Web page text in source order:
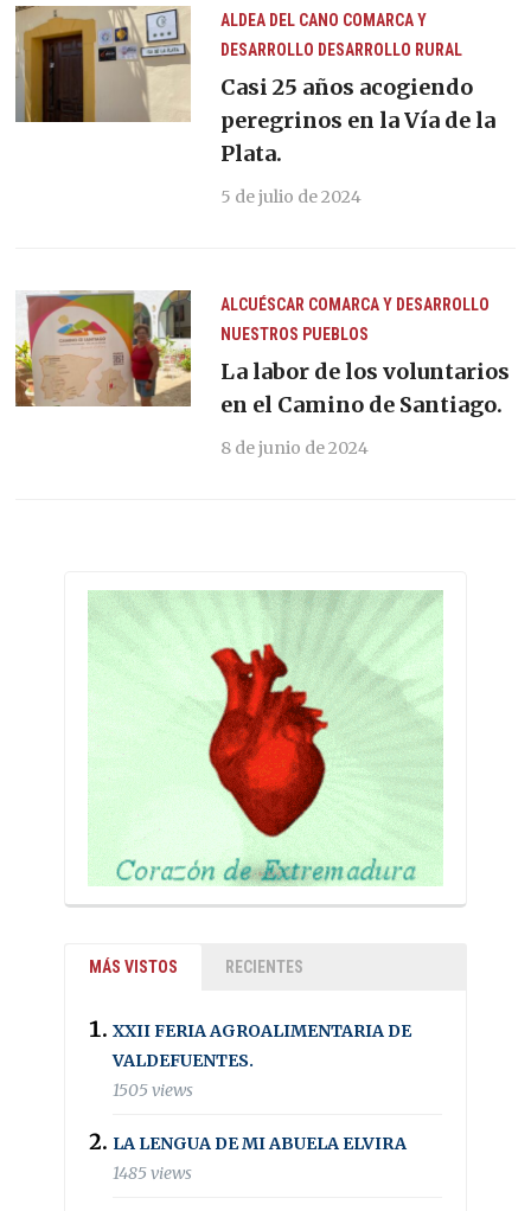
ALDEA DEL CANO COMARCA Y
DESARROLLO DESARROLLO RURAL
Casi 25 años acogiendo
peregrinos en la Vía de la
Plata.
5 de julio de 2024
ALCUÉSCAR COMARCA Y DESARROLLO
NUESTROS PUEBLOS
La labor de los voluntarios
en el Camino de Santiago.
8 de junio de 2024
MÁS VISTOS RECIENTES
XXII FERIA AGROALIMENTARIA DE
VALDEFUENTES.
1505 views
LA LENGUA DE MI ABUELA ELVIRA
1485 views